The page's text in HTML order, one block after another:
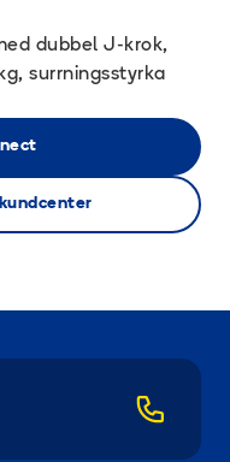
dubbel J-krok,
surrningsstyrka